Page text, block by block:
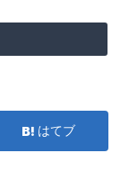
はてブ